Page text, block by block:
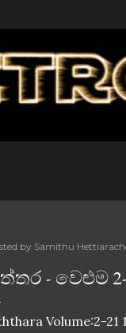
by Samithu
- වෙළුම 2-
Volume:2-21